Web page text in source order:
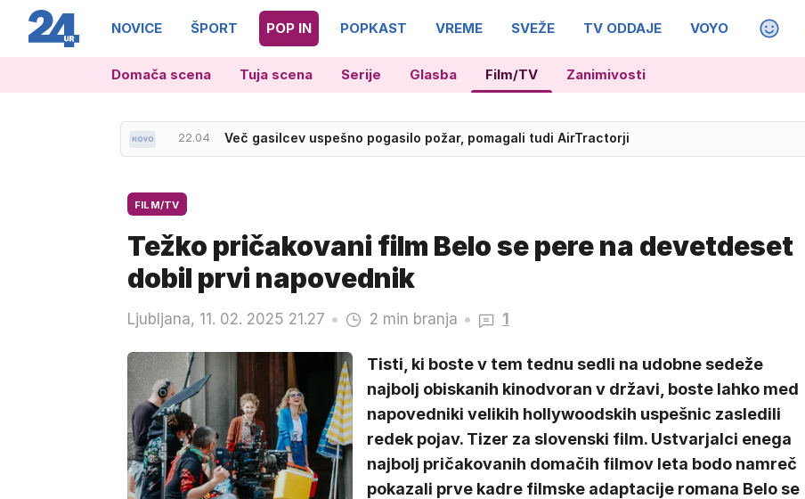
NOVICE ŠPORT POP IN POPKAST VREME SVEŽE TV ODDAJE VOYO
Domača scena Tuja scena Serije Glasba Film/TV Zanimivosti
22.46 Kdo je Rusinja, ki je bila med nesrečo v vozilu z Natašo Pirc Musar?
FILM/TV
Težko pričakovani film Belo se pere na devetdeset
dobil prvi napovednik
Ljubljana, 11. 02. 2025 21.27 2 min branja 1
Tisti, ki boste v tem tednu sedli na udobne sedeže
najbolj obiskanih kinodvoran v državi, boste lahko med
napovedniki velikih hollywoodskih uspešnic zasledili
redek pojav. Tizer za slovenski film. Ustvarjalci enega
najbolj pričakovanih domačih filmov leta bodo namreč
pokazali prve kadre filmske adaptacije romana Belo se